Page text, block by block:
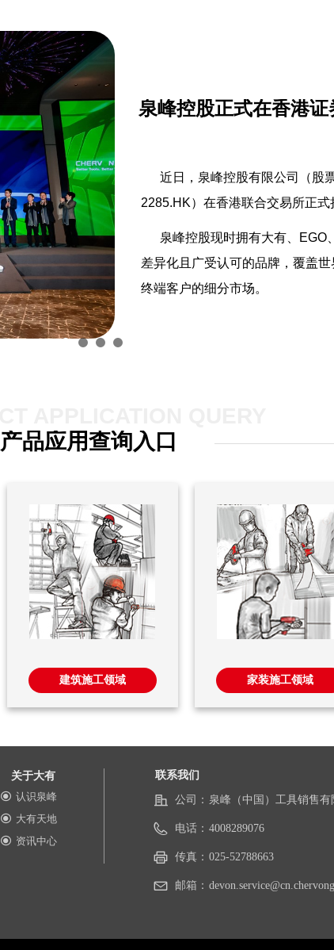
建筑施工领域 家装施工领域
产品应用查询入口
近日，泉峰控股有限公司（股票
2285.HK）在香港联合交易所正式
泉峰控股现时拥有大有、EGO
差异化且广受认可的品牌，覆盖
终端客户的细分市场。
泉峰控股正式在香港
关于大有
끧 认识泉峰
끧 大有天地
끧 资讯中心
联系我们
公司： 泉峰（中国）工具销售有
电话： 4008289076
传真： 025-52788663
邮箱：